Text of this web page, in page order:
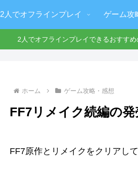
2人でオフラインプレイ ゲーム攻
2人でオフラインプレイできるおすす
ホーム ゲーム攻略・感想
FF7リメイク続編の
FF7原作とリメイクをクリアし